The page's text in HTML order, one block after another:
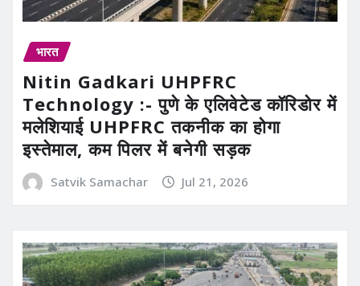
भारत
Nitin Gadkari UHPFRC
Technology :- पुणे के एलिवेटेड कॉरिडोर में
मलेशियाई UHPFRC तकनीक का होगा
इस्तेमाल, कम पिलर में बनेगी सड़क
Satvik Samachar Jul 21, 2026